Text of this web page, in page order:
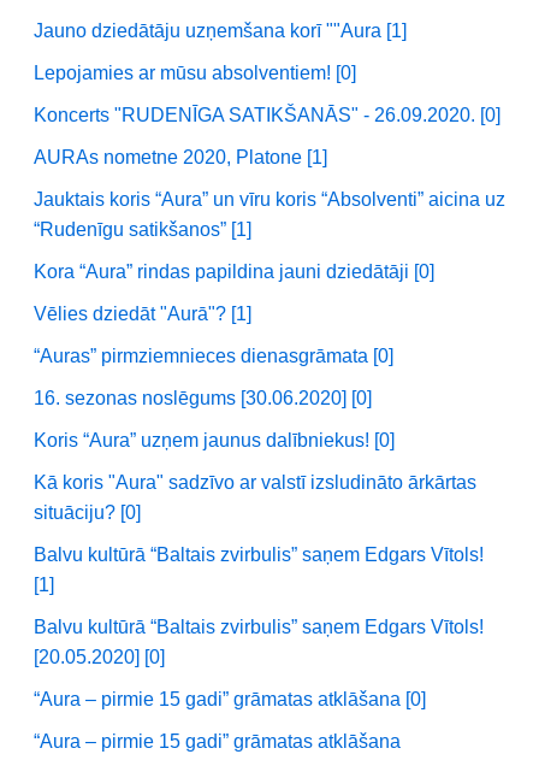
Jauno dziedātāju uzņemšana korī ""Aura [1]
Lepojamies ar mūsu absolventiem! [0]
Koncerts "RUDENĪGA SATIKŠANĀS" - 26.09.2020. [0]
AURAs nometne 2020, Platone [1]
Jauktais koris “Aura” un vīru koris “Absolventi” aicina uz
“Rudenīgu satikšanos” [1]
Kora “Aura” rindas papildina jauni dziedātāji [0]
Vēlies dziedāt "Aurā"? [1]
“Auras” pirmziemnieces dienasgrāmata [0]
16. sezonas noslēgums [30.06.2020] [0]
Koris “Aura” uzņem jaunus dalībniekus! [0]
Kā koris "Aura" sadzīvo ar valstī izsludināto ārkārtas
situāciju? [0]
Balvu kultūrā “Baltais zvirbulis” saņem Edgars Vītols!
[1]
Balvu kultūrā “Baltais zvirbulis” saņem Edgars Vītols!
[20.05.2020] [0]
“Aura – pirmie 15 gadi” grāmatas atklāšana [0]
“Aura – pirmie 15 gadi” grāmatas atklāšana